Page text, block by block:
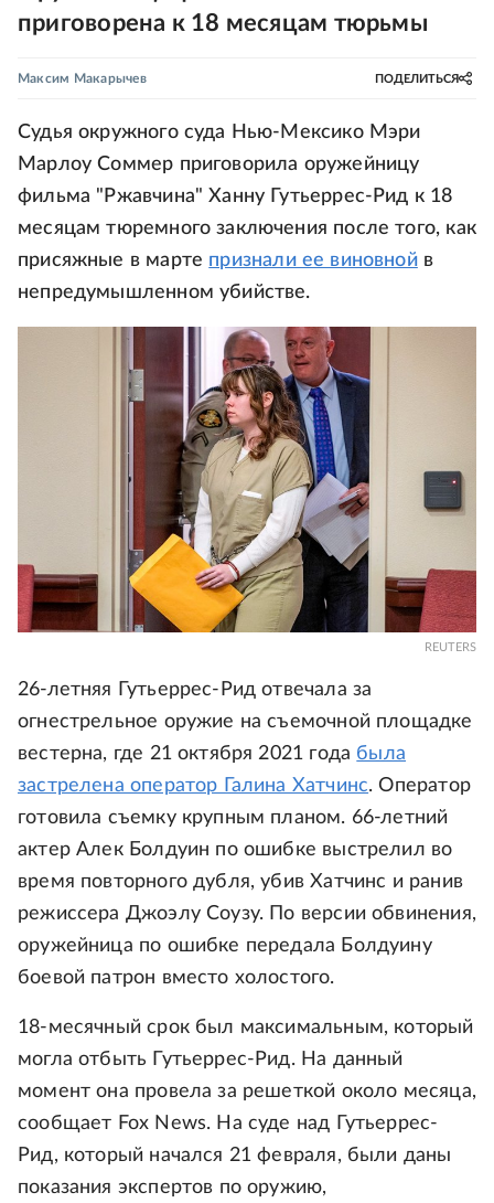
приговорена к 18 месяцам тюрьмы
Максим Макарычев ПОДЕЛИТЬСЯ
Судья окружного суда Нью-Мексико Мэри
Марлоу Соммер приговорила оружейницу
фильма "Ржавчина" Ханну Гутьеррес-Рид к 18
месяцам тюремного заключения после того, как
присяжные в марте признали ее виновнойв
непредумышленном убийстве.
REUTERS
26-летняя Гутьеррес-Рид отвечала за
огнестрельное оружие на съемочной площадке
вестерна, где 21 октября 2021 года была
застрелена оператор Галина Хатчинс. Оператор
готовила съемку крупным планом. 66-летний
актер Алек Болдуин по ошибке выстрелил во
время повторного дубля, убив Хатчинс и ранив
режиссера Джоэлу Соузу. По версии обвинения,
оружейница по ошибке передала Болдуину
боевой патрон вместо холостого.
18-месячный срок был максимальным, который
могла отбыть Гутьеррес-Рид. На данный
момент она провела за решеткой около месяца,
сообщает Fox News. На суде над Гутьеррес-
Рид, который начался 21 февраля, были даны
показания экспертов по оружию,